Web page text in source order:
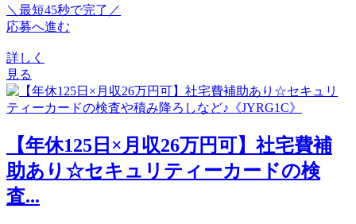
＼最短45秒で完了／
応募へ進む
詳しく
見る
【年休125日×月収26万円可】社宅費補
助あり☆セキュリティーカードの検
査...